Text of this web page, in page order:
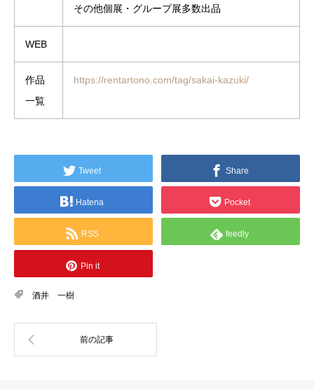
その他個展・グループ展多数出品
WEB
作品
一覧
https://rentartono.com/tag/sakai-kazuki/
Tweet Share
Hatena Pocket
RSS feedly
Pin it
酒井 一樹